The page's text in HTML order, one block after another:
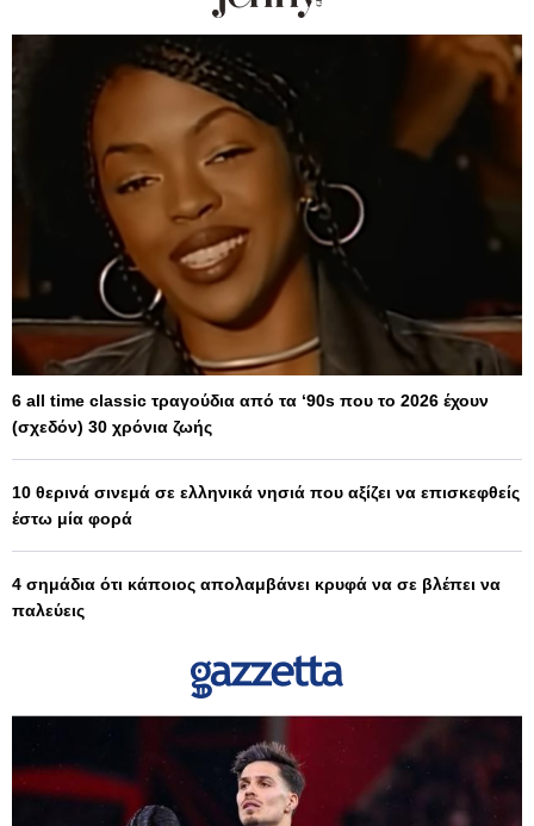
6 all time classic τραγούδια από τα ‘90s που το 2026 έχουν
(σχεδόν) 30 χρόνια ζωής
10 θερινά σινεμά σε ελληνικά νησιά που αξίζει να επισκεφθείς
έστω μία φορά
4 σημάδια ότι κάποιος απολαμβάνει κρυφά να σε βλέπει να
παλεύεις